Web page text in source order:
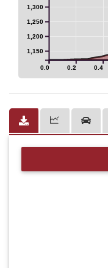
0.0 0.2 0.4
1,150
1,200
1,250
1,300